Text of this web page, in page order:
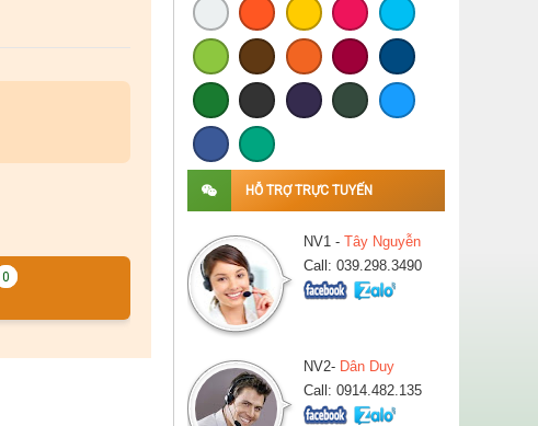
0
HỖ TRỢ TRỰC TUYẾN
NV1 - Tây Nguyễn
Call: 039.298.3490
NV2- Dân Duy
Call: 0914.482.135